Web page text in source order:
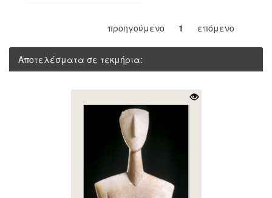
προηγούμενο 1 επόμενο
Αποτελέσματα σε τεκμήρια: